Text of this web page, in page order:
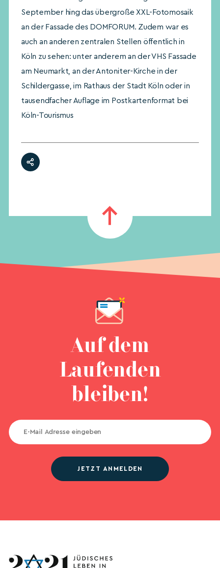
September hing das übergroße XXL-Fotomosaik
an der Fassade des DOMFORUM. Zudem war es
auch an anderen zentralen Stellen öffentlich in
Köln zu sehen: unter anderem an der VHS Fassade
am Neumarkt, an der Antoniter-Kirche in der
Schildergasse, im Rathaus der Stadt Köln oder in
tausendfacher Auflage im Postkartenformat bei
Köln-Tourismus
Auf dem
Laufenden
bleiben!
JETZT ANMELDEN